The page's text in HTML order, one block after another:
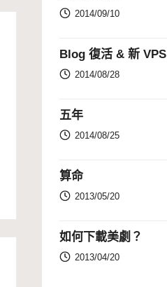
2014/09/10
Blog 復活 & 新 VPS
2014/08/28
五年
2014/08/25
算命
2013/05/20
如何下載美劇？
2013/04/20